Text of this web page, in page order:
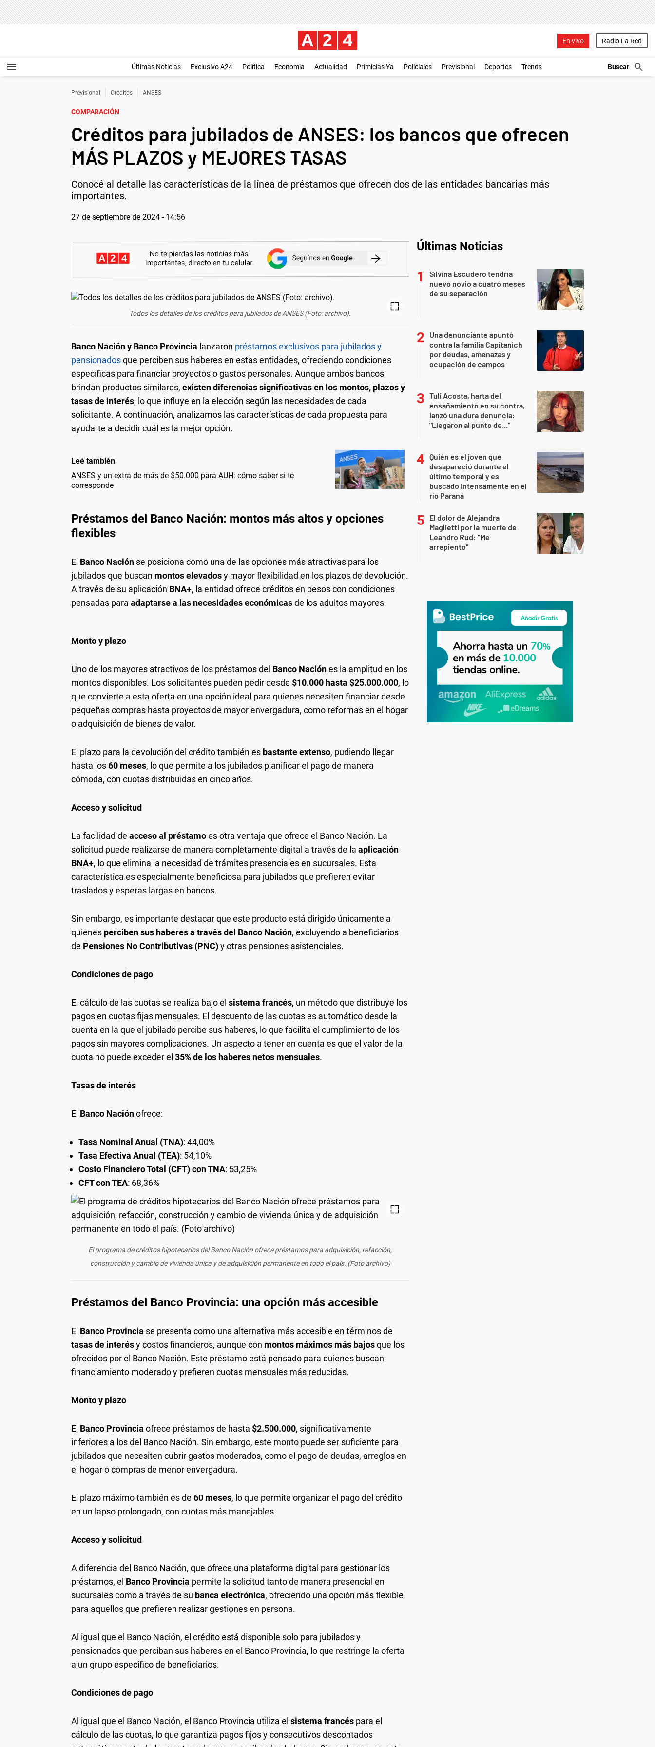
En vivo Radio La Red
Últimas Noticias Exclusivo A24 Política Economía Actualidad Primicias Ya Policiales Previsional Deportes Trends
Previsional Créditos ANSES
COMPARACIÓN
Créditos para jubilados de ANSES: los bancos que ofrecen
MÁS PLAZOS y MEJORES TASAS
Conocé al detalle las características de la línea de préstamos que ofrecen dos de las entidades bancarias más
importantes.
27 de septiembre de 2024 - 14:56
Todos los detalles de los créditos para jubilados de ANSES (Foto: archivo).
Banco Nación y Banco Provincia lanzaron préstamos exclusivos para jubilados y
pensionadosque perciben sus haberes en estas entidades, ofreciendo condiciones
específicas para financiar proyectos o gastos personales. Aunque ambos bancos
brindan productos similares, existen diferencias significativas en los montos, plazos y
tasas de interés, lo que influye en la elección según las necesidades de cada
solicitante. A continuación, analizamos las características de cada propuesta para
ayudarte a decidir cuál es la mejor opción.
Leé también
ANSES y un extra de más de $50.000 para AUH: cómo saber si te
corresponde
Préstamos del Banco Nación: montos más altos y opciones
flexibles
El Banco Nación se posiciona como una de las opciones más atractivas para los
jubilados que buscan montos elevadosy mayor flexibilidad en los plazos de devolución.
A través de su aplicación BNA+, la entidad ofrece créditos en pesos con condiciones
pensadas para adaptarse a las necesidades económicasde los adultos mayores.
Monto y plazo
Uno de los mayores atractivos de los préstamos del Banco Naciónes la amplitud en los
montos disponibles. Los solicitantes pueden pedir desde $10.000 hasta $25.000.000, lo
que convierte a esta oferta en una opción ideal para quienes necesiten financiar desde
pequeñas compras hasta proyectos de mayor envergadura, como reformas en el hogar
o adquisición de bienes de valor.
El plazo para la devolución del crédito también es bastante extenso, pudiendo llegar
hasta los60 meses, lo que permite a los jubilados planificar el pago de manera
cómoda, con cuotas distribuidas en cinco años.
Acceso y solicitud
La facilidad de acceso al préstamoes otra ventaja que ofrece el Banco Nación. La
solicitud puede realizarse de manera completamente digital a través de la aplicación
BNA+, lo que elimina la necesidad de trámites presenciales en sucursales. Esta
característica es especialmente beneficiosa para jubilados que prefieren evitar
traslados y esperas largas en bancos.
Sin embargo, es importante destacar que este producto está dirigido únicamente a
quienes perciben sus haberes a través del Banco Nación, excluyendo a beneficiarios
de Pensiones No Contributivas (PNC)y otras pensiones asistenciales.
Condiciones de pago
El cálculo de las cuotas se realiza bajo el sistema francés, un método que distribuye los
pagos en cuotas fijas mensuales. El descuento de las cuotas es automático desde la
cuenta en la que el jubilado percibe sus haberes, lo que facilita el cumplimiento de los
pagos sin mayores complicaciones. Un aspecto a tener en cuenta es que el valor de la
cuota no puede exceder el 35% de los haberes netos mensuales.
Tasas de interés
El Banco Naciónofrece:
Tasa Nominal Anual (TNA): 44,00%
Tasa Efectiva Anual (TEA): 54,10%
Costo Financiero Total (CFT) con TNA: 53,25%
CFT con TEA: 68,36%
El programa de créditos hipotecarios del Banco Nación ofrece préstamos para adquisición, refacción,
construcción y cambio de vivienda única y de adquisición permanente en todo el país. (Foto archivo)
Préstamos del Banco Provincia: una opción más accesible
El Banco Provincia se presenta como una alternativa más accesible en términos de
tasas de interésy costos financieros, aunque con montos máximos más bajosque los
ofrecidos por el Banco Nación. Este préstamo está pensado para quienes buscan
financiamiento moderado y prefieren cuotas mensuales más reducidas.
Monto y plazo
El Banco Provincia ofrece préstamos de hasta $2.500.000, significativamente
inferiores a los del Banco Nación. Sin embargo, este monto puede ser suficiente para
jubilados que necesiten cubrir gastos moderados, como el pago de deudas, arreglos en
el hogar o compras de menor envergadura.
El plazo máximo también es de 60 meses, lo que permite organizar el pago del crédito
en un lapso prolongado, con cuotas más manejables.
Acceso y solicitud
A diferencia del Banco Nación, que ofrece una plataforma digital para gestionar los
préstamos, el Banco Provincia permite la solicitud tanto de manera presencial en
sucursales como a través de su banca electrónica, ofreciendo una opción más flexible
para aquellos que prefieren realizar gestiones en persona.
Al igual que el Banco Nación, el crédito está disponible solo para jubilados y
pensionados que perciban sus haberes en el Banco Provincia, lo que restringe la oferta
a un grupo específico de beneficiarios.
Condiciones de pago
Al igual que el Banco Nación, el Banco Provincia utiliza el sistema francés para el
cálculo de las cuotas, lo que garantiza pagos fijos y consecutivos descontados
Últimas Noticias
Silvina Escudero tendría
nuevo novio a cuatro meses
de su separación
Una denunciante apuntó
contra la familia Capitanich
por deudas, amenazas y
ocupación de campos
Tuli Acosta, harta del
ensañamiento en su contra,
lanzó una dura denuncia:
"Llegaron al punto de..."
Quién es el joven que
desapareció durante el
último temporal y es
buscado intensamente en el
río Paraná
El dolor de Alejandra
Maglietti por la muerte de
Leandro Rud: "Me
arrepiento"